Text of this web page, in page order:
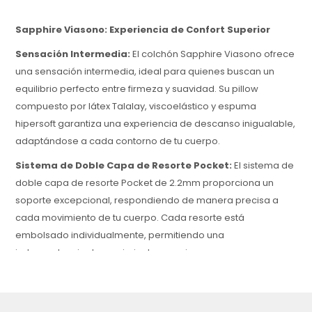
Sapphire Viasono: Experiencia de Confort Superior
Sensación Intermedia: El colchón Sapphire Viasono ofrece
una sensación intermedia, ideal para quienes buscan un
equilibrio perfecto entre firmeza y suavidad. Su pillow
compuesto por látex Talalay, viscoelástico y espuma
hipersoft garantiza una experiencia de descanso inigualable,
adaptándose a cada contorno de tu cuerpo.
Sistema de Doble Capa de Resorte Pocket: El sistema de
doble capa de resorte Pocket de 2.2mm proporciona un
soporte excepcional, respondiendo de manera precisa a
cada movimiento de tu cuerpo. Cada resorte está
embolsado individualmente, permitiendo una
independencia de movimiento superior.